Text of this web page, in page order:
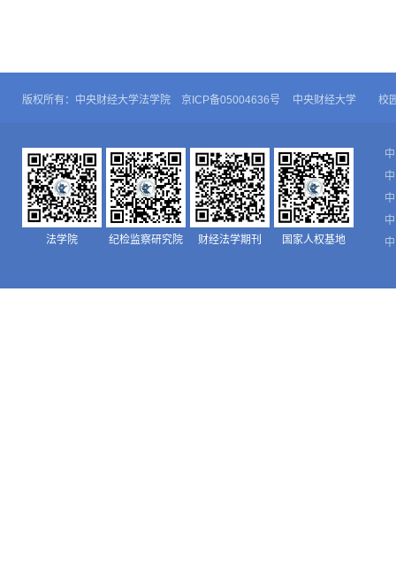
版权所有：中央财经大学法学院 京ICP备05004636号 中央财经大学 校
法学院 纪检监察研究院 财经法学期刊 国家人权基地